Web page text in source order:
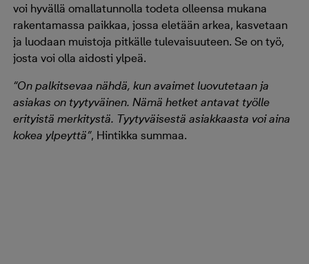
voi hyvällä omallatunnolla todeta olleensa mukana
rakentamassa paikkaa, jossa eletään arkea, kasvetaan
ja luodaan muistoja pitkälle tulevaisuuteen. Se on työ,
josta voi olla aidosti ylpeä.
“On palkitsevaa nähdä, kun avaimet luovutetaan ja
asiakas on tyytyväinen. Nämä hetket antavat työlle
erityistä merkitystä. Tyytyväisestä asiakkaasta voi aina
kokea ylpeyttä”, Hintikka summaa.